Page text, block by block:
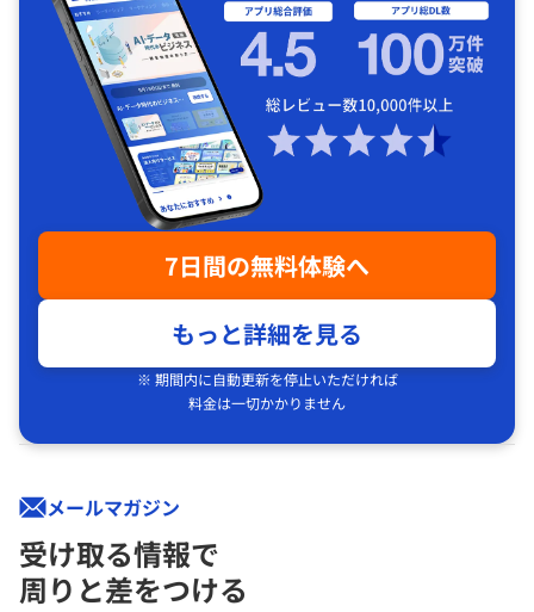
7日間の無料体験へ
もっと詳細を見る
※ 期間内に自動更新を停止いただければ
料金は一切かかりません
メールマガジン
受け取る情報で
周りと差をつける